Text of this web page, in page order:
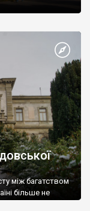
між багатством
більше не